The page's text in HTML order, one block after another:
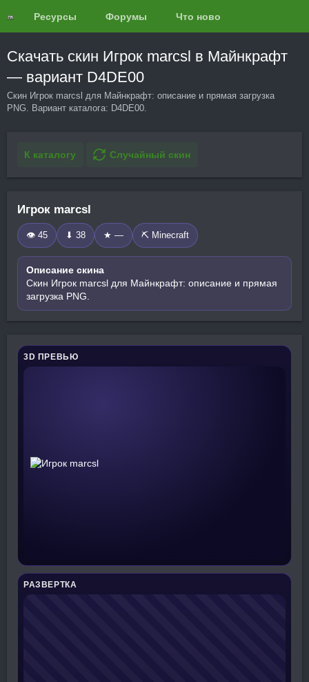
Ресурсы Форумы Что нового?
Скачать скин Игрок marcsl в Майнкрафт
— вариант D4DE00
Скин Игрок marcsl для Майнкрафт: описание и прямая загрузка
PNG. Вариант каталога: D4DE00.
К каталогу Случайный скин
Игрок marcsl
👁 45 ⬇ 38 ★ — ⛏️ Minecraft
Описание скина
Скин Игрок marcsl для Майнкрафт: описание и прямая
загрузка PNG.
3D ПРЕВЬЮ
РАЗВЕРТКА